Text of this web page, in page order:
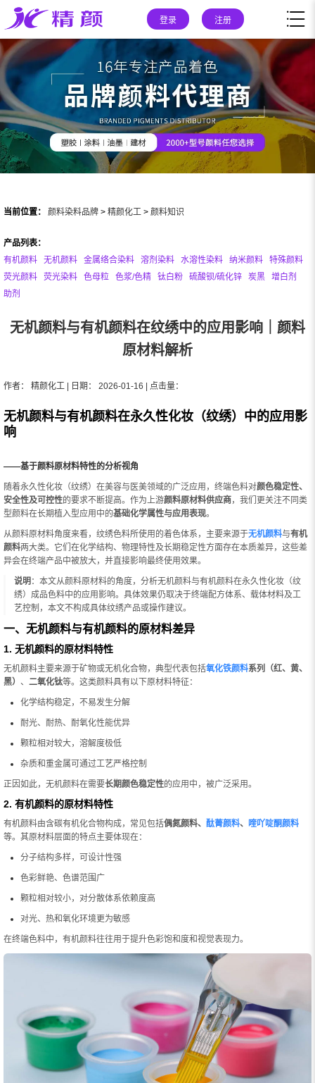
登录 注册
当前位置： 颜料染料品牌 > 精颜化工 > 颜料知识
产品列表：
有机颜料
无机颜料 金属络合染料 溶剂染料 水溶性染料 纳米颜料
特殊颜料
荧光颜料
荧光染料 色母粒 色浆/色精 钛白粉 硫酸钡/硫化锌 炭黑
增白剂
助剂
无机颜料与有机颜料在纹绣中的应用影响｜颜料
原材料解析
作者： 精颜化工 | 日期： 2026-01-16 | 点击量：
无机颜料与有机颜料在永久性化妆（纹绣）中的应用影
响
——基于颜料原材料特性的分析视角
随着永久性化妆（纹绣）在美容与医美领域的广泛应用，终端色料对颜色稳定性、
安全性及可控性的要求不断提高。作为上游颜料原材料供应商，我们更关注不同类
型颜料在长期植入型应用中的基础化学属性与应用表现。
从颜料原材料角度来看，纹绣色料所使用的着色体系，主要来源于无机颜料与有机
颜料两大类。它们在化学结构、物理特性及长期稳定性方面存在本质差异，这些差
异会在终端产品中被放大，并直接影响最终使用效果。
说明 ：本文从颜料原材料的角度，分析无机颜料与有机颜料在永久性化妆（纹
绣）成品色料中的应用影响。具体效果仍取决于终端配方体系、载体材料及工
艺控制，本文不构成具体纹绣产品或操作建议。
一、无机颜料与有机颜料的原材料差异
1. 无机颜料的原材料特性
无机颜料主要来源于矿物或无机化合物，典型代表包括氧化铁颜料系列（红、黄、
黑） 、 二氧化钛等。这类颜料具有以下原材料特征：
化学结构稳定，不易发生分解
耐光、耐热、耐氧化性能优异
颗粒相对较大，溶解度极低
杂质和重金属可通过工艺严格控制
正因如此，无机颜料在需要长期颜色稳定性的应用中，被广泛采用。
2. 有机颜料的原材料特性
有机颜料由含碳有机化合物构成，常见包括偶氮颜料、 酞菁颜料、
喹吖啶酮颜料
等。其原材料层面的特点主要体现在：
分子结构多样，可设计性强
色彩鲜艳、色谱范围广
颗粒相对较小，对分散体系依赖度高
对光、热和氧化环境更为敏感
在终端色料中，有机颜料往往用于提升色彩饱和度和视觉表现力。